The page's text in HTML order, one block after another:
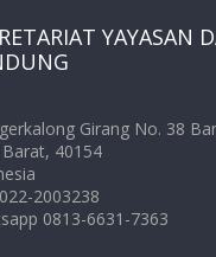
YAYASAN
Girang No. 38
Barat, 40154
2003238
0813-6631-7363